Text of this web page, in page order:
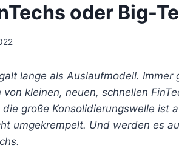
oder Big-
lange als Auslaufmodell. Immer
kleinen, neuen, schnellen
große Konsolidierungswelle ist
umgekrempelt. Und werden es